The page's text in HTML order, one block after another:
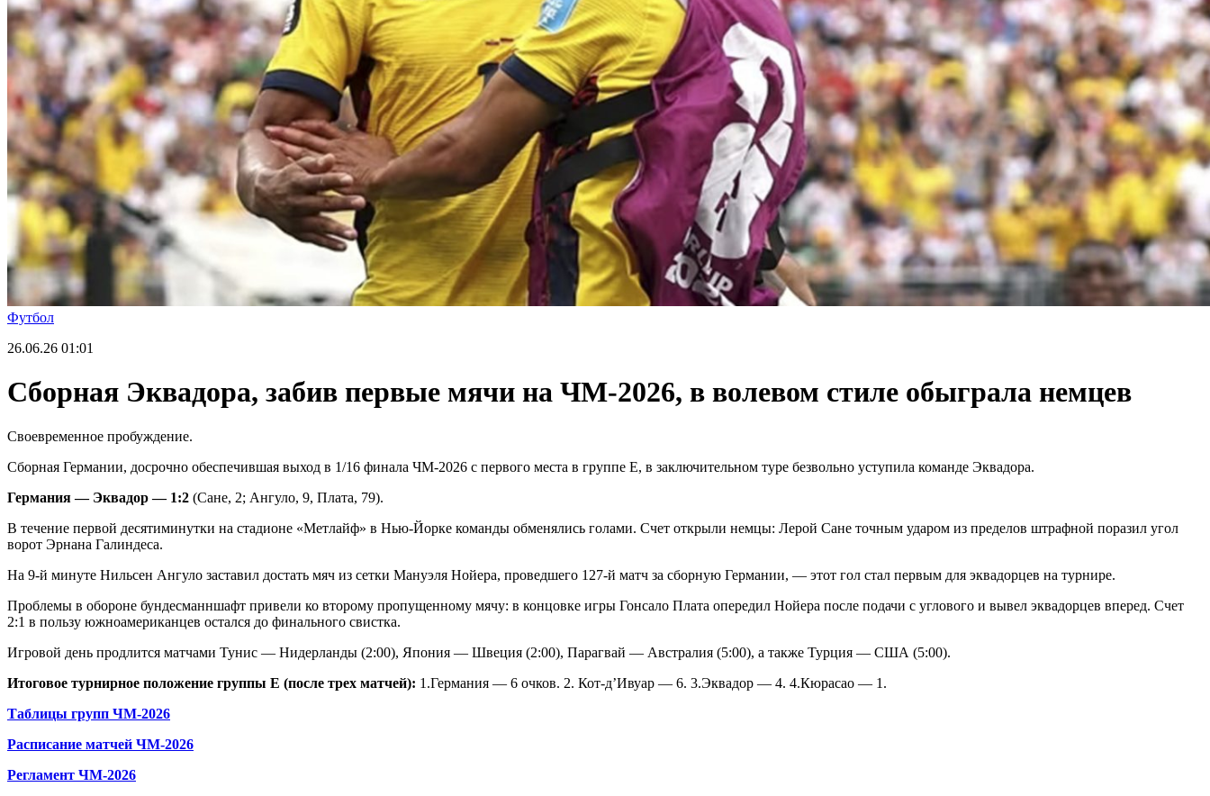
Футбол
26.06.26 01:01
Сборная Эквадора, забив первые мячи на ЧМ-2026, в волевом стиле обыграла немцев
Своевременное пробуждение.
Сборная Германии, досрочно обеспечившая выход в 1/16 финала ЧМ-2026 с первого места в группе Е, в заключительном туре безвольно уступила команде Эквадора.
Германия — Эквадор — 1:2 (Сане, 2; Ангуло, 9, Плата, 79).
В течение первой десятиминутки на стадионе «Метлайф» в Нью-Йорке команды обменялись голами. Счет открыли немцы: Лерой Сане точным ударом из пределов штрафной поразил угол
ворот Эрнана Галиндеса.
На 9-й минуте Нильсен Ангуло заставил достать мяч из сетки Мануэля Нойера, проведшего 127-й матч за сборную Германии, — этот гол стал первым для эквадорцев на турнире.
Проблемы в обороне бундесманншафт привели ко второму пропущенному мячу: в концовке игры Гонсало Плата опередил Нойера после подачи с углового и вывел эквадорцев вперед. Счет
2:1 в пользу южноамериканцев остался до финального свистка.
Игровой день продлится матчами Тунис — Нидерланды (2:00), Япония — Швеция (2:00), Парагвай — Австралия (5:00), а также Турция — США (5:00).
Итоговое турнирное положение группы Е (после трех матчей): 1.Германия — 6 очков. 2. Кот-д’Ивуар — 6. 3.Эквадор — 4. 4.Кюрасао — 1.
Таблицы групп ЧМ-2026
Расписание матчей ЧМ-2026
Регламент ЧМ-2026